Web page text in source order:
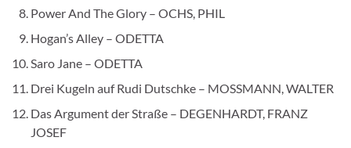
Power And The Glory – OCHS, PHIL
Hogan’s Alley – ODETTA
Saro Jane – ODETTA
Drei Kugeln auf Rudi Dutschke – MOSSMANN, WALTER
Das Argument der Straße – DEGENHARDT, FRANZ
JOSEF